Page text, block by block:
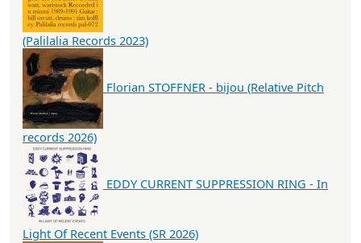
(Palilalia Records 2023)
Florian STOFFNER - bijou (Relative Pitch
records 2026)
EDDY CURRENT SUPPRESSION RING - In
Light Of Recent Events (SR 2026)